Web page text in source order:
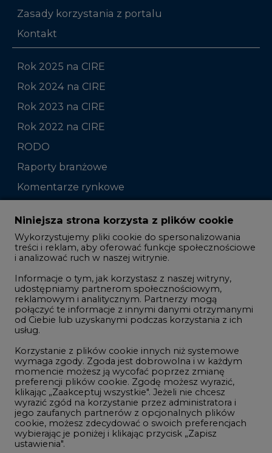
Zasady korzystania z portalu
Kontakt
Rok 2025 na CIRE
Rok 2024 na CIRE
Rok 2023 na CIRE
Rok 2022 na CIRE
RODO
Raporty branżowe
Komentarze rynkowe
Zmiany kadrowe na rynku
Studio CIRE
Rozmowy o energetyce
Gospodarka
Geopolityka
LTE450
Innowacje i AI
Telekomunikacja i IT
Handel emisjami CO2
Wodór
Górnictwo
Niniejsza strona korzysta z plików cookie
Wykorzystujemy pliki cookie do spersonalizowania
treści i reklam, aby oferować funkcje społecznościowe
i analizować ruch w naszej witrynie.
Informacje o tym, jak korzystasz z naszej witryny,
udostępniamy partnerom społecznościowym,
reklamowym i analitycznym. Partnerzy mogą
połączyć te informacje z innymi danymi otrzymanymi
od Ciebie lub uzyskanymi podczas korzystania z ich
usług.
Korzystanie z plików cookie innych niż systemowe
wymaga zgody. Zgoda jest dobrowolna i w każdym
momencie możesz ją wycofać poprzez zmianę
preferencji plików cookie. Zgodę możesz wyrazić,
klikając „Zaakceptuj wszystkie". Jeżeli nie chcesz
wyrazić zgód na korzystanie przez administratora i
jego zaufanych partnerów z opcjonalnych plików
cookie, możesz zdecydować o swoich preferencjach
wybierając je poniżej i klikając przycisk „Zapisz
ustawienia".